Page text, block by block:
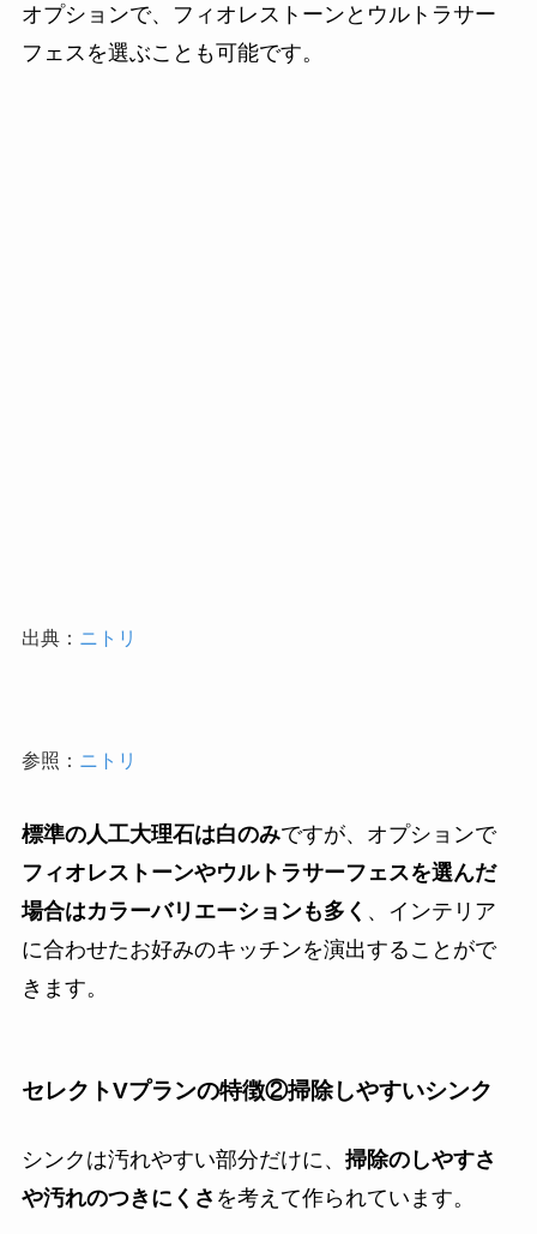
オプションで、フィオレストーンとウルトラサー
フェスを選ぶことも可能です。
出典： ニトリ
参照： ニトリ
標準の人工大理石は白のみですが、オプションで
フィオレストーンやウルトラサーフェスを選んだ
場合はカラーバリエーションも多く 、インテリア
に合わせたお好みのキッチンを演出することがで
きます。
セレクトVプランの特徴②掃除しやすいシンク
シンクは汚れやすい部分だけに、 掃除のしやすさ
や汚れのつきにくさ を考えて作られています。